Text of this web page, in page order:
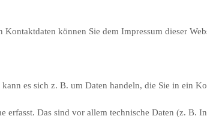
können Sie dem Impressum dieser
es sich z. B. um Daten handeln, die Sie in ein
Das sind vor allem technische Daten (z. B.